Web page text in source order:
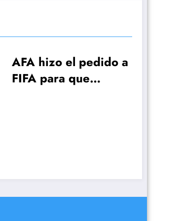
resolución de la FIFA
pone en aprietos a